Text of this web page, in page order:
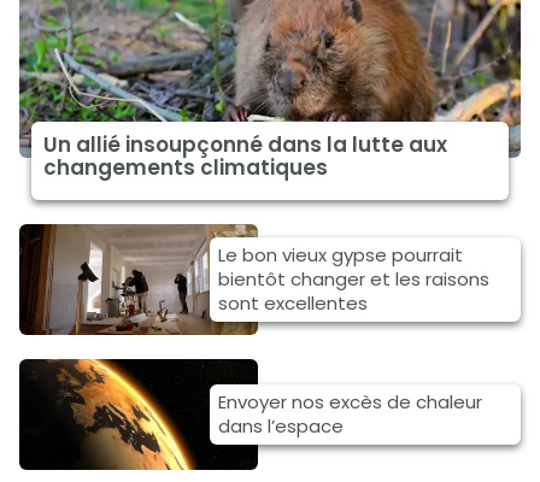
Un allié insoupçonné dans la lutte aux
changements climatiques
Le bon vieux gypse pourrait
bientôt changer et les raisons
sont excellentes
Envoyer nos excès de chaleur
dans l’espace